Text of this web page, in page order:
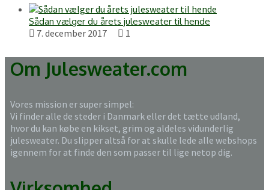
Sådan vælger du årets julesweater til hende
7. december 2017 1
Om Julesweater.com
Vores mission er super simpel:
Vi finder alle de steder i Danmark eller det tætte udland,
hvor du kan købe en kikset, grim og aldeles vidunderlig
julesweater. Du slipper altså for at skulle lede alle webshops
igennem for at finde den som passer til lige netop dig.